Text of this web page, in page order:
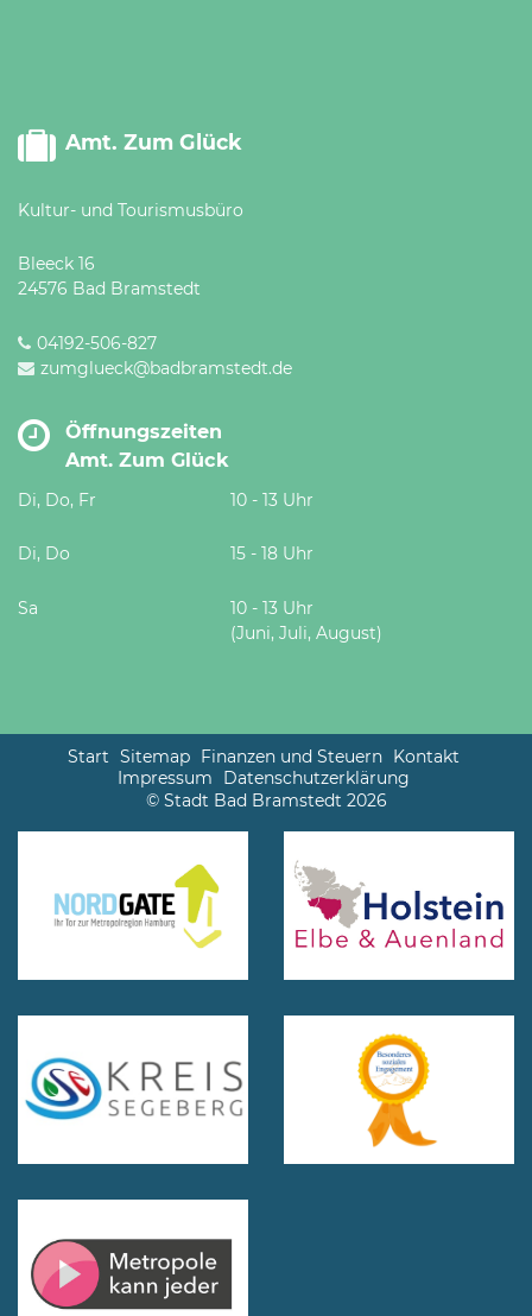
Amt. Zum Glück
Kultur- und Tourismusbüro
Bleeck 16
24576 Bad Bramstedt
04192-506-827
zumglueck@badbramstedt.de
Öffnungszeiten
Amt. Zum Glück
Di, Do, Fr 10 - 13 Uhr
Di, Do 15 - 18 Uhr
Sa
10 - 13 Uhr
(Juni, Juli, August)
Start Sitemap Finanzen und Steuern Kontakt
Impressum
Datenschutzerklärung
© Stadt Bad Bramstedt 2026